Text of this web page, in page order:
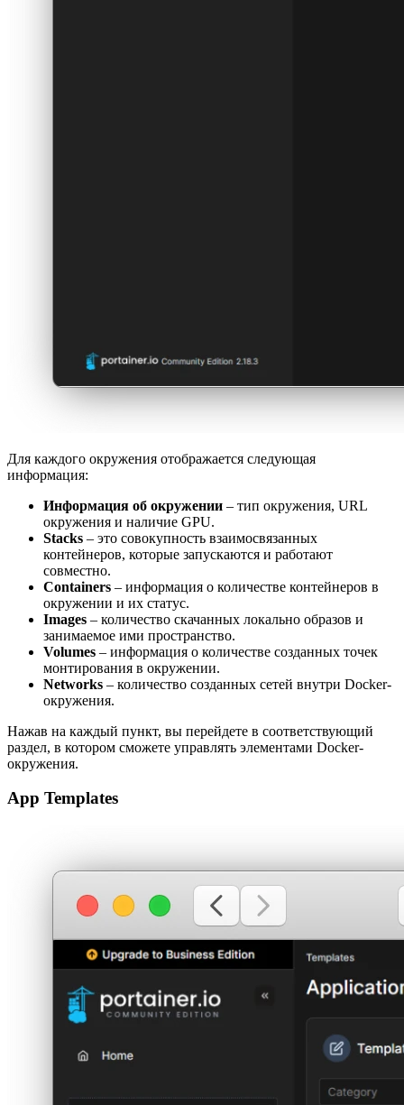
Для каждого окружения отображается следующая
информация:
Информация об окружении – тип окружения, URL
окружения и наличие GPU.
Stacks – это совокупность взаимосвязанных
контейнеров, которые запускаются и работают
совместно.
Containers – информация о количестве контейнеров в
окружении и их статус.
Images – количество скачанных локально образов и
занимаемое ими пространство.
Volumes – информация о количестве созданных точек
монтирования в окружении.
Networks – количество созданных сетей внутри Docker-
окружения.
Нажав на каждый пункт, вы перейдете в соответствующий
раздел, в котором сможете управлять элементами Docker-
окружения.
App Templates